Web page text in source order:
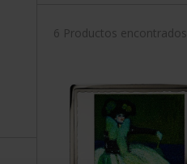
6 Productos encontrados